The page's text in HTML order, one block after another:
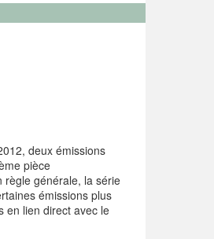
deux émissions
pièce
règle générale, la série
émissions plus
en lien direct avec le